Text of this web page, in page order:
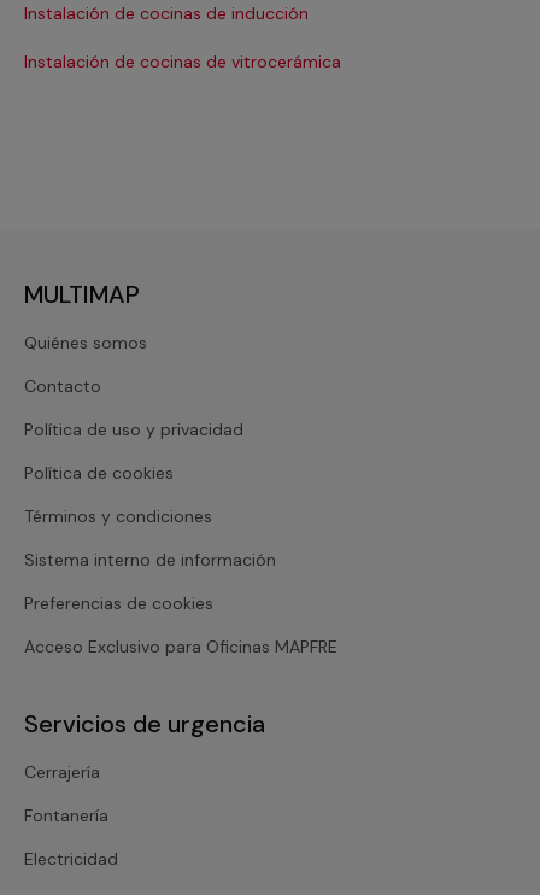
Instalación de cocinas de inducción
Instalación de cocinas de vitrocerámica
MULTIMAP
Quiénes somos
Contacto
Política de uso y privacidad
Política de cookies
Términos y condiciones
Sistema interno de información
Preferencias de cookies
Acceso Exclusivo para Oficinas MAPFRE
Servicios de urgencia
Cerrajería
Fontanería
Electricidad